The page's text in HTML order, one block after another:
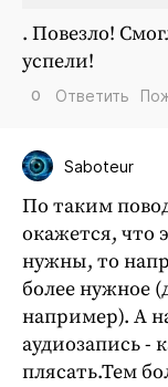
. Повезло!
успели!
0 Ответить
Saboteur
По таким
окажется, что
нужны, то
более нужное
например). А
аудиозапись -
плясать.Тем